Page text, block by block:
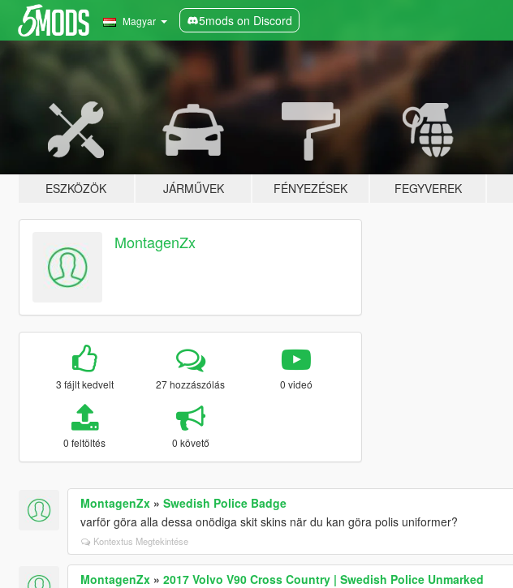
Magyar 5mods on Discord
ESZKÖZÖK JÁRMŰVEK FÉNYEZÉSEK FEGYVEREK
MontagenZx
3 fájlt kedvelt 27 hozzászólás 0 videó
0 feltöltés 0 követő
MontagenZx» Swedish Police Badge
varför göra alla dessa onödiga skit skins när du kan göra polis uniformer?
Kontextus Megtekintése
MontagenZx» 2017 Volvo V90 Cross Country | Swedish Police Unmarked